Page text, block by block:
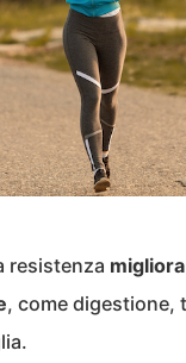
resistenza
, come digestione,